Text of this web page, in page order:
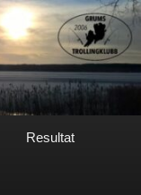
Resultat